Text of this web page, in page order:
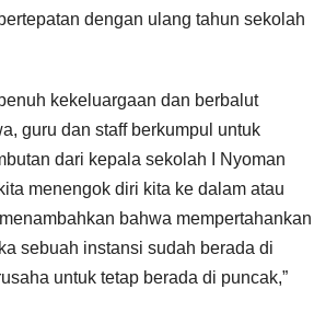
dengan ulang tahun sekolah
kekeluargaan dan berbalut
guru dan staff berkumpul untuk
dari kepala sekolah I Nyoman
menengok diri kita ke dalam atau
bahwa mempertahankan
sebuah instansi sudah berada di
untuk tetap berada di puncak,”